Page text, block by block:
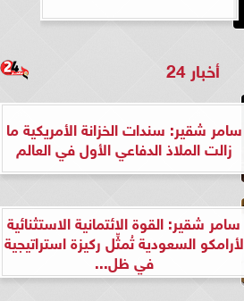
أخبار 24
سامر شقير: سندات الخزانة الأمريكية ما
زالت الملاذ الدفاعي الأول في العالم
سامر شقير: القوة الائتمانية الاستثنائية
لأرامكو السعودية تُمثِّل ركيزة استراتيجية
في ظل...